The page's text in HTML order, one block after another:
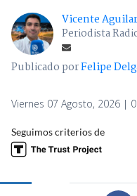
Vicente
Periodista
Publicado porFelipe
Viernes 07 Agosto, 2026 |
Seguimos criterios de